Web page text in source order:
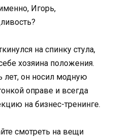
Игорь,
на спинку стула,
хозяина положения.
лет, он носил модную
оправе и всегда
на бизнес-тренинге.
смотреть на вещи